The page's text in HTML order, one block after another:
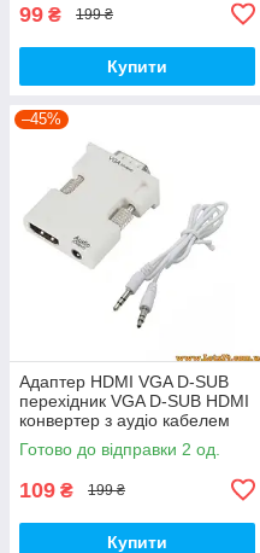
99 ₴ 199 ₴
Купити
–45%
Адаптер HDMI VGA D-SUB
перехідник VGA D-SUB HDMI
конвертер з аудіо кабелем
VGA D-SUB HDMI між HDMI
VGA D-SUB adapter Smart TV
Готово до відправки 2 од.
109 ₴ 199 ₴
Купити